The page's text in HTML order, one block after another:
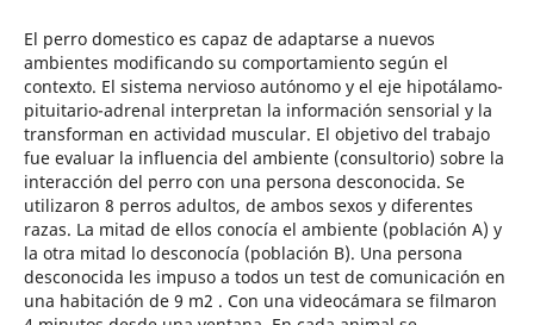
El perro domestico es capaz de adaptarse a nuevos
ambientes modificando su comportamiento según el
contexto. El sistema nervioso autónomo y el eje hipotálamo-
pituitario-adrenal interpretan la información sensorial y la
transforman en actividad muscular. El objetivo del trabajo
fue evaluar la influencia del ambiente (consultorio) sobre la
interacción del perro con una persona desconocida. Se
utilizaron 8 perros adultos, de ambos sexos y diferentes
razas. La mitad de ellos conocía el ambiente (población A) y
la otra mitad lo desconocía (población B). Una persona
desconocida les impuso a todos un test de comunicación en
una habitación de 9 m2 . Con una videocámara se filmaron